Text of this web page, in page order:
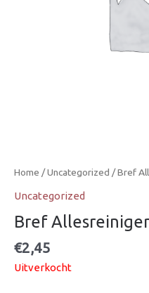
Home /Uncategorized / Bref
Uncategorized
Bref
€2,45
Uitverkocht